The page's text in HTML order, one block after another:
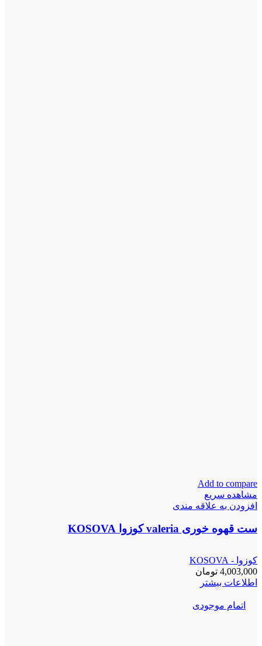
Add to compare
مشاهده سریع
افزودن به علاقه مندی
ست قهوه خوری valeria کوزوا KOSOVA
کوزوا - KOSOVA
4,003,000 تومان
اطلاعات بیشتر
اتمام موجودی